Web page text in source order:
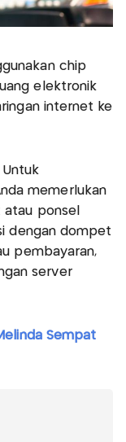
chip
elektronik
internet ke
memerlukan
ponsel
dengan dompet
pembayaran,
server
Sempat